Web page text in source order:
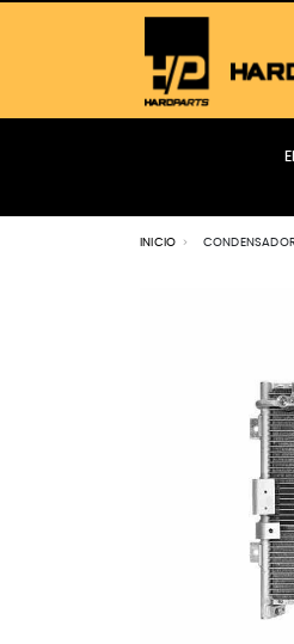
MOTOR
Ver todos los productos
INICIO